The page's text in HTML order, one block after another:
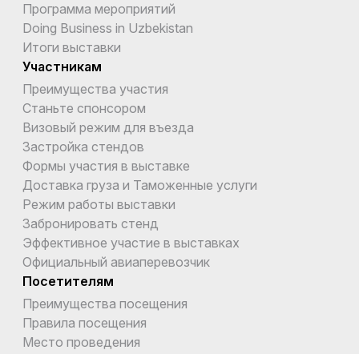
Программа мероприятий
Doing Business in Uzbekistan
Итоги выставки
Участникам
Преимущества участия
Станьте спонсором
Визовый режим для въезда
Застройка стендов
Формы участия в выставке
Доставка груза и Таможенные услуги
Режим работы выставки
Забронировать стенд
Эффективное участие в выставках
Официальный авиаперевозчик
Посетителям
Преимущества посещения
Правила посещения
Место проведения